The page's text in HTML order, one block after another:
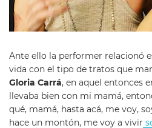
Ante ello la performer relacionó
vida con el tipo de tratos que
Gloria Carrá, en aquel entonces
llevaba bien con mi mamá,
qué, mamá, hasta acá, me voy,
hace un montón, me voy a vivir